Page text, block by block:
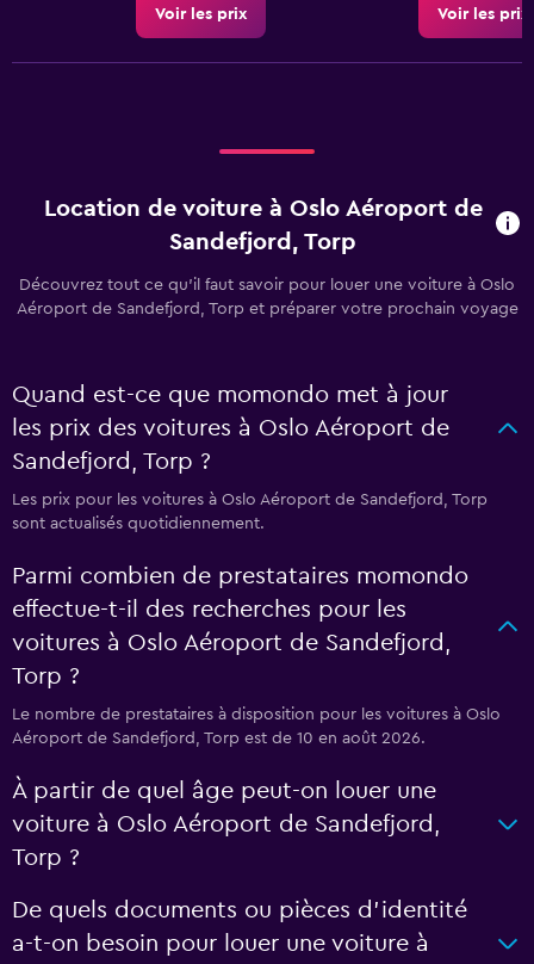
Voir les prix Voir les prix
Location de voiture à Oslo Aéroport de
Sandefjord, Torp
Découvrez tout ce qu’il faut savoir pour louer une voiture à Oslo
Aéroport de Sandefjord, Torp et préparer votre prochain voyage
Quand est-ce que momondo met à jour
les prix des voitures à Oslo Aéroport de
Sandefjord, Torp ?
Les prix pour les voitures à Oslo Aéroport de Sandefjord, Torp
sont actualisés quotidiennement.
Parmi combien de prestataires momondo
effectue-t-il des recherches pour les
voitures à Oslo Aéroport de Sandefjord,
Torp ?
Le nombre de prestataires à disposition pour les voitures à Oslo
Aéroport de Sandefjord, Torp est de 10 en août 2026.
À partir de quel âge peut-on louer une
voiture à Oslo Aéroport de Sandefjord,
Torp ?
De quels documents ou pièces d'identité
a-t-on besoin pour louer une voiture à